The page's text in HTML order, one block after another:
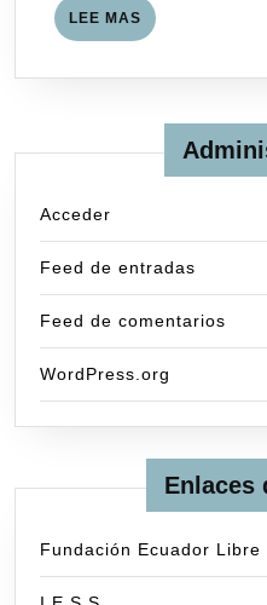
de
dentro
del
la
y
fuera
este
LEE MAS LEE
MAS
Acceder
Feed de entradas
Feed de comentarios
WordPress.org
Enlaces
Fundación Ecuador Libre